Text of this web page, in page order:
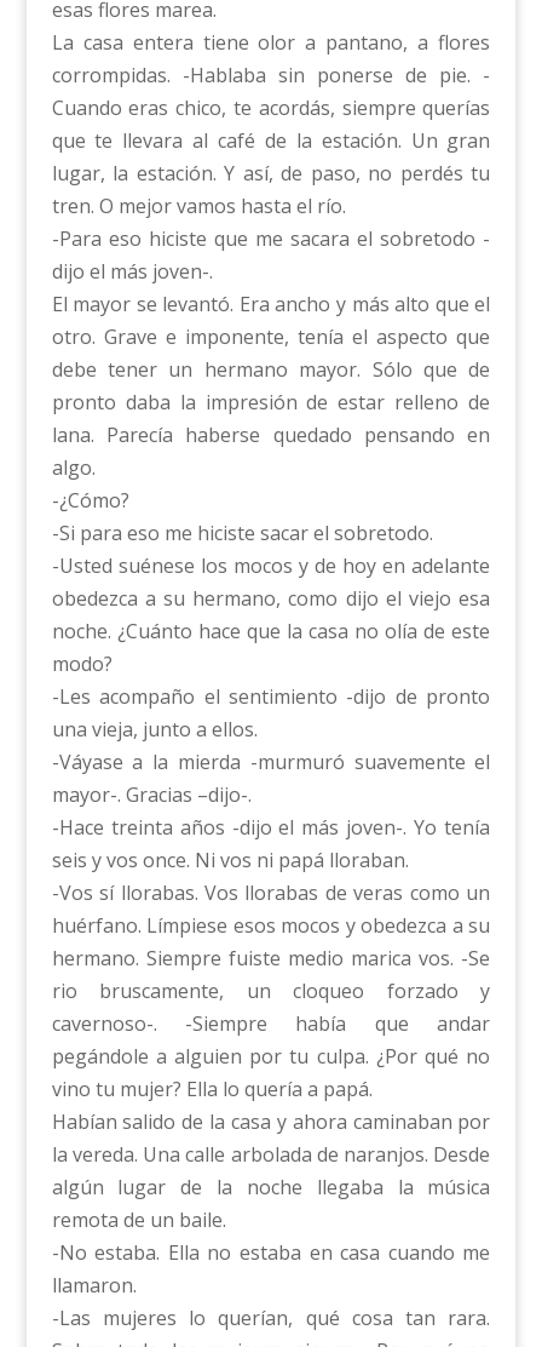
esas flores marea.
La casa entera tiene olor a pantano, a flores
corrompidas. -Hablaba sin ponerse de pie. -
Cuando eras chico, te acordás, siempre querías
que te llevara al café de la estación. Un gran
lugar, la estación. Y así, de paso, no perdés tu
tren. O mejor vamos hasta el río.
-Para eso hiciste que me sacara el sobretodo -
dijo el más joven-.
El mayor se levantó. Era ancho y más alto que el
otro. Grave e imponente, tenía el aspecto que
debe tener un hermano mayor. Sólo que de
pronto daba la impresión de estar relleno de
lana. Parecía haberse quedado pensando en
algo.
-¿Cómo?
-Si para eso me hiciste sacar el sobretodo.
-Usted suénese los mocos y de hoy en adelante
obedezca a su hermano, como dijo el viejo esa
noche. ¿Cuánto hace que la casa no olía de este
modo?
-Les acompaño el sentimiento -dijo de pronto
una vieja, junto a ellos.
-Váyase a la mierda -murmuró suavemente el
mayor-. Gracias –dijo-.
-Hace treinta años -dijo el más joven-. Yo tenía
seis y vos once. Ni vos ni papá lloraban.
-Vos sí llorabas. Vos llorabas de veras como un
huérfano. Límpiese esos mocos y obedezca a su
hermano. Siempre fuiste medio marica vos. -Se
rio bruscamente, un cloqueo forzado y
cavernoso-. -Siempre había que andar
pegándole a alguien por tu culpa. ¿Por qué no
vino tu mujer? Ella lo quería a papá.
Habían salido de la casa y ahora caminaban por
la vereda. Una calle arbolada de naranjos. Desde
algún lugar de la noche llegaba la música
remota de un baile.
-No estaba. Ella no estaba en casa cuando me
llamaron.
-Las mujeres lo querían, qué cosa tan rara.